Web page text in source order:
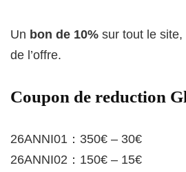
Un bon de 10% sur tout le
de l’offre.
Coupon de reduction
26ANNI01：350€ – 30€
26ANNI02：150€ – 15€